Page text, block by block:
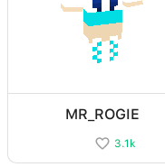
MR_ROGIE
3.1k